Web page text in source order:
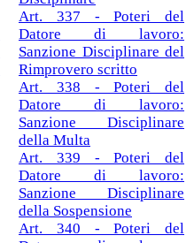
Art. 337 - Poteri del
Datore di lavoro:
Sanzione Disciplinare del
Rimprovero scritto
Art. 338 - Poteri del
Datore di lavoro:
Sanzione Disciplinare
della Multa
Art. 339 - Poteri del
Datore di lavoro:
Sanzione Disciplinare
della Sospensione
Art. 340 - Poteri del